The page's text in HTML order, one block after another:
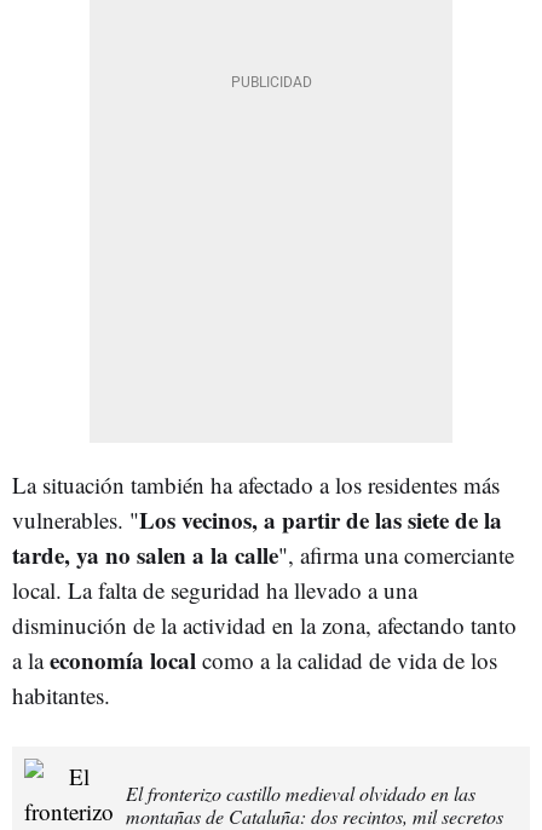
La situación también ha afectado a los residentes más
vulnerables. "Los vecinos, a partir de las siete de la
tarde, ya no salen a la calle", afirma una comerciante
local. La falta de seguridad ha llevado a una
disminución de la actividad en la zona, afectando tanto
a laeconomía local como a la calidad de vida de los
habitantes.
El fronterizo castillo medieval olvidado en las
montañas de Cataluña: dos recintos, mil secretos